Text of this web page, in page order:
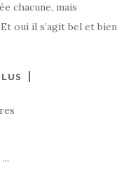
chacune, mais
oui il s’agit bel et bien
...